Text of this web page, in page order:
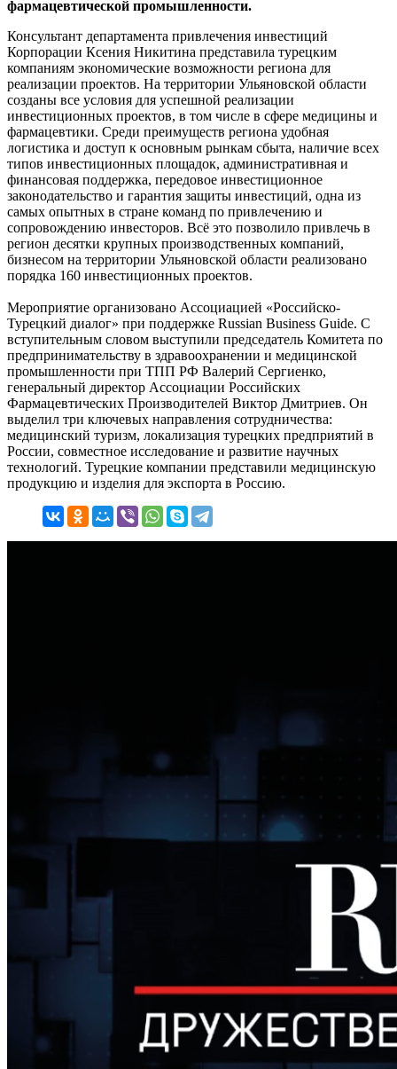
фармацевтической промышленности.
Консультант департамента привлечения инвестиций
Корпорации Ксения Никитина представила турецким
компаниям экономические возможности региона для
реализации проектов. На территории Ульяновской области
созданы все условия для успешной реализации
инвестиционных проектов, в том числе в сфере медицины и
фармацевтики. Среди преимуществ региона удобная
логистика и доступ к основным рынкам сбыта, наличие всех
типов инвестиционных площадок, административная и
финансовая поддержка, передовое инвестиционное
законодательство и гарантия защиты инвестиций, одна из
самых опытных в стране команд по привлечению и
сопровождению инвесторов. Всё это позволило привлечь в
регион десятки крупных производственных компаний,
бизнесом на территории Ульяновской области реализовано
порядка 160 инвестиционных проектов.
Мероприятие организовано Ассоциацией «Российско-
Турецкий диалог» при поддержке Russian Business Guide. С
вступительным словом выступили председатель Комитета по
предпринимательству в здравоохранении и медицинской
промышленности при ТПП РФ Валерий Сергиенко,
генеральный директор Ассоциации Российских
Фармацевтических Производителей Виктор Дмитриев. Он
выделил три ключевых направления сотрудничества:
медицинский туризм, локализация турецких предприятий в
России, совместное исследование и развитие научных
технологий. Турецкие компании представили медицинскую
продукцию и изделия для экспорта в Россию.